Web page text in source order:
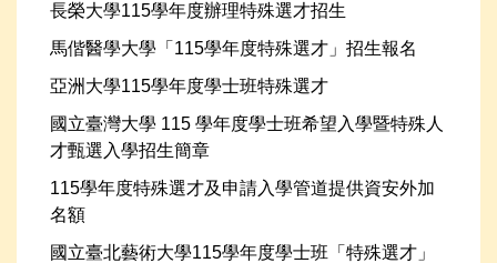
長榮大學115學年度辦理特殊選才招生
馬偕醫學大學「115學年度特殊選才」招生報名
亞洲大學115學年度學士班特殊選才
國立臺灣大學 115 學年度學士班希望入學暨特殊人
才甄選入學招生簡章
115學年度特殊選才及申請入學管道提供資安外加
名額
國立臺北藝術大學115學年度學士班「特殊選才」